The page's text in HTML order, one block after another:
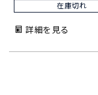
在庫切れ
詳細を見る